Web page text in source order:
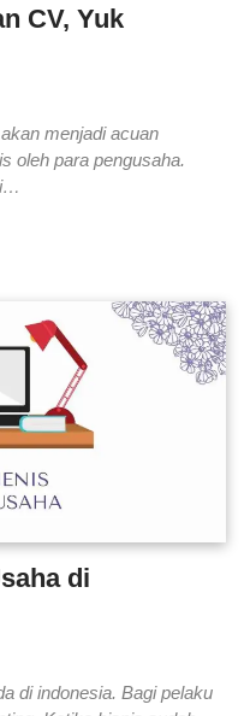
CV, Yuk
menjadi acuan
oleh para pengusaha.
di
di indonesia. Bagi pelaku